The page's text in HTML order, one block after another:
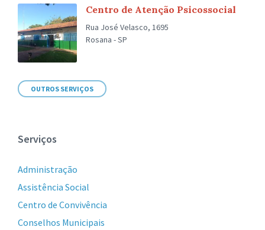
Centro de Atenção Psicossocial
Rua José Velasco, 1695
Rosana - SP
OUTROS SERVIÇOS
Serviços
Administração
Assistência Social
Centro de Convivência
Conselhos Municipais